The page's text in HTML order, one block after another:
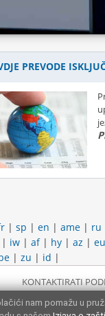
PREVODE
| sp | en | ame | ru
| iw | af| hy | az | eu
| zu | id |
KONTAKTIRATI
nam pomažu u